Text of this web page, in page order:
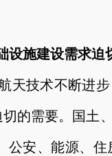
设施建设需求迫
天技术不断进
的需要。国土
公安、能源、